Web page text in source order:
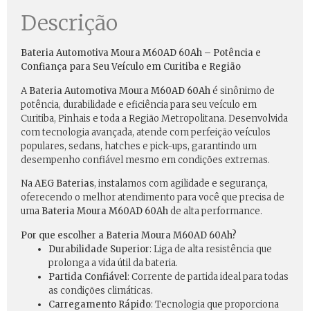
Descrição
Bateria Automotiva Moura M60AD 60Ah – Potência e
Confiança para Seu Veículo em Curitiba e Região
ABateria Automotiva Moura M60AD 60Ahé sinônimo de
potência, durabilidade e eficiência para seu veículo em
Curitiba, Pinhais e toda a Região Metropolitana. Desenvolvida
com tecnologia avançada, atende com perfeição veículos
populares, sedans, hatches e pick-ups, garantindo um
desempenho confiável mesmo em condições extremas.
NaAEG Baterias, instalamos com agilidade e segurança,
oferecendo o melhor atendimento para você que precisa de
uma Bateria Moura M60AD 60Ahde alta performance.
Por que escolher a Bateria Moura M60AD 60Ah?
Durabilidade Superior: Liga de alta resistência que
prolonga a vida útil da bateria.
Partida Confiável: Corrente de partida ideal para todas
as condições climáticas.
Carregamento Rápido: Tecnologia que proporciona